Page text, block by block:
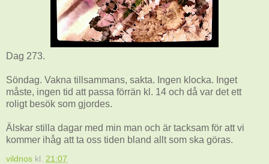
Dag 273.
Söndag. Vakna tillsammans, sakta. Ingen klocka. Inget
måste, ingen tid att passa förrän kl. 14 och då var det ett
roligt besök som gjordes.
Älskar stilla dagar med min man och är tacksam för att vi
kommer ihåg att ta oss tiden bland allt som ska göras.
vildnos kl. 21:07